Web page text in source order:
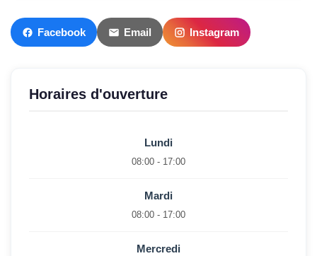
Facebook Email Instagram
Horaires d'ouverture
Lundi
08:00 - 17:00
Mardi
08:00 - 17:00
Mercredi